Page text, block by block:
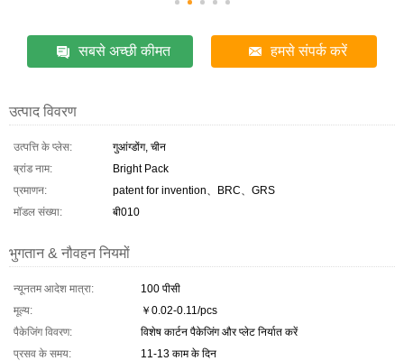
सबसे अच्छी कीमत हमसे संपर्क करें
उत्पाद विवरण
उत्पत्ति के प्लेस:
गुआंग्डोंग, चीन
ब्रांड नाम:
Bright Pack
प्रमाणन:
patent for invention、BRC、GRS
मॉडल संख्या:
बी010
भुगतान & नौवहन नियमों
न्यूनतम आदेश मात्रा:
100 पीसी
मूल्य:
￥0.02-0.11/pcs
पैकेजिंग विवरण:
विशेष कार्टन पैकेजिंग और प्लेट निर्यात करें
प्रसव के समय:
11-13 काम के दिन